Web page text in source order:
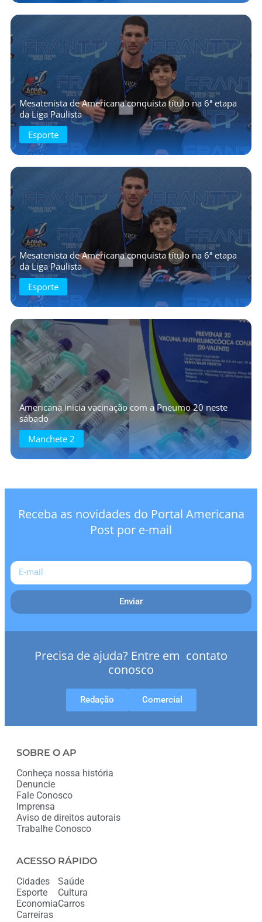
Mesatenista de Americana conquista título na 6ª etapa
da Liga Paulista
Esporte
Mesatenista de Americana conquista título na 6ª etapa
da Liga Paulista
Esporte
Americana inicia vacinação com a Pneumo 20 neste
sábado
Manchete 2
Receba as novidades do Portal Americana
Post por e-mail
Enviar
Precisa de ajuda? Entre em contato
conosco
Redação Comercial
SOBRE O AP
Conheça nossa história
Denuncie
Fale Conosco
Imprensa
Aviso de direitos autorais
Trabalhe Conosco
ACESSO RÁPIDO
Cidades
Esporte
Economia
Carreiras
Saúde
Cultura
Carros